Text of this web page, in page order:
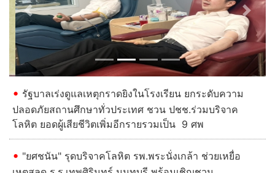
Previous Next
รัฐบาลเร่งดูแลเหตุกราดยิงในโรงเรียน ยกระดับความ
ปลอดภัยสถานศึกษาทั่วประเทศ ชวน ปชช.ร่วมบริจาค
โลหิต ยอดผู้เสียชีวิตเพิ่มอีกรายรวมเป็น 9 ศพ
"ยศชนัน" รุดบริจาคโลหิต รพ.พระนั่งเกล้า ช่วยเหยื่อ